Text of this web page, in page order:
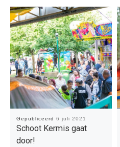
Gepubliceerd 6 juli 2021
Schoot Kermis gaat
door!